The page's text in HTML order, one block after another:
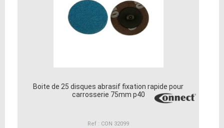
Boite de 25 disques abrasif fixation rapide pour
carrosserie 75mm p40
Ref : CON 32099